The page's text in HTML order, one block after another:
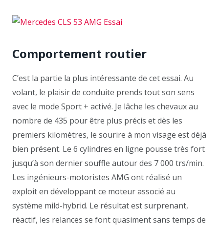
Comportement routier
C’est la partie la plus intéressante de cet essai. Au
volant, le plaisir de conduite prends tout son sens
avec le mode Sport + activé. Je lâche les chevaux au
nombre de 435 pour être plus précis et dès les
premiers kilomètres, le sourire à mon visage est déjà
bien présent. Le 6 cylindres en ligne pousse très fort
jusqu’à son dernier souffle autour des 7 000 trs/min.
Les ingénieurs-motoristes AMG ont réalisé un
exploit en développant ce moteur associé au
système mild-hybrid. Le résultat est surprenant,
réactif, les relances se font quasiment sans temps de